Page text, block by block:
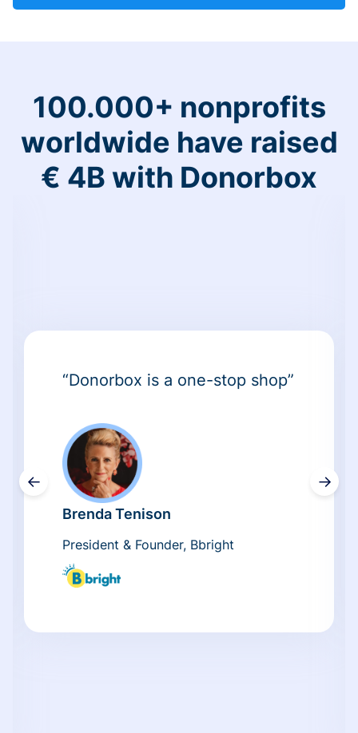
100.000+ nonprofits
worldwide have raised
€ 4B with Donorbox
←
“Donorbox is a one-stop shop”
Brenda Tenison
President & Founder, Bbright
→